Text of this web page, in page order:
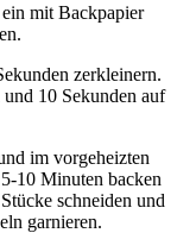
mit Backpapier
zerkleinern.
10 Sekunden auf
im vorgeheizten
10 Minuten backen
schneiden und
garnieren.